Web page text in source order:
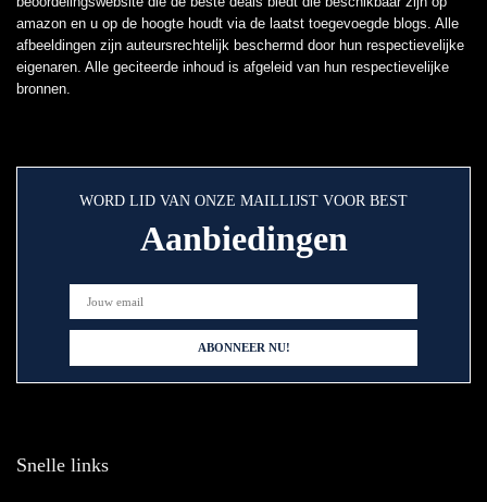
amazon en u op de hoogte houdt via de laatst toegevoegde blogs. Alle
afbeeldingen zijn auteursrechtelijk beschermd door hun respectievelijke
eigenaren. Alle geciteerde inhoud is afgeleid van hun respectievelijke
bronnen.
WORD LID VAN ONZE MAILLIJST VOOR BEST
Aanbiedingen
Snelle links